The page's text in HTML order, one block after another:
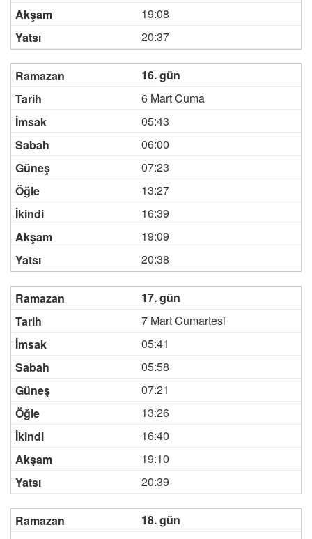
19:08
20:37
16. gün
6 Mart Cuma
05:43
06:00
07:23
13:27
16:39
19:09
20:38
17. gün
7 Mart Cumartesi
05:41
05:58
07:21
13:26
16:40
19:10
20:39
18. gün